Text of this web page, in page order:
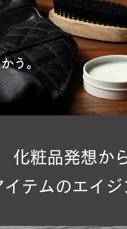
化粧品発想か
イテムのエイ